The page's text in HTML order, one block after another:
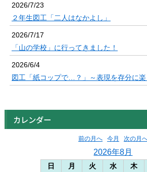
2026/7/23
２年生図工「二人はなかよし」
2026/7/17
「山の学校」に行ってきました！
2026/6/4
図工「紙コップで…？」～表現を存分に楽
カレンダー
前の月へ 今月 次の月
2026年8月
日 月 火 水 木